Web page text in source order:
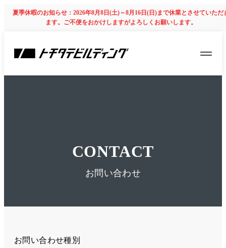
夏季休暇のお知らせ：2026年8月8日(土)～8月16日(日)まで休業とさせていただ
ます。ご不便をおかけしますがよろしくお願いします。
CONTACT
お問い合わせ
お問い合わせ種別